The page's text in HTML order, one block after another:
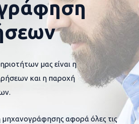
μας είναι η
και η παροχή
αφορά όλες τις